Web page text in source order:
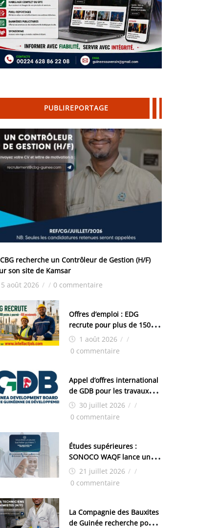
PUBLIREPORTAGE
recherche un Contrôleur de Gestion (H/F)
son site de Kamsar
5 août 2026 / / 0 commentaire
Offres d’emploi : EDG
recrute pour plus de 150
postes1 août 2026 / /
0 commentaire
Appel d’offres international
de GDB pour les travaux
d’aménagement de la zone
industrielle de FANDJE
30 juillet 2026 / /
0 commentaire
Études supérieures :
SONOCO WAQF lance un
programme de bourses
pour la Malaisie
21 juillet 2026 / /
0 commentaire
La Compagnie des Bauxites
de Guinée recherche pour